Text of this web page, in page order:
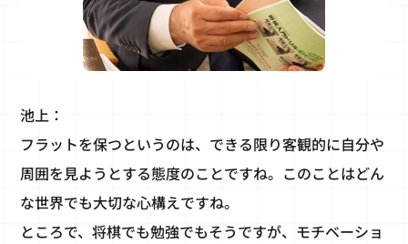
池上：
フラットを保つというのは、できる限り客観的に自分や
周囲を見ようとする態度のことですね。このことはどん
な世界でも大切な心構えですね。
ところで、将棋でも勉強でもそうですが、モチベーショ